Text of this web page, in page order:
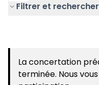
Filtrer et rechercher
La concertation
terminée. Nous